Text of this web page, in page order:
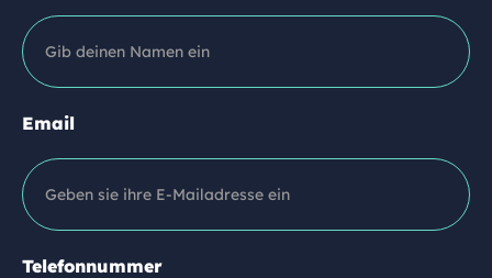
Email
Telefonnummer